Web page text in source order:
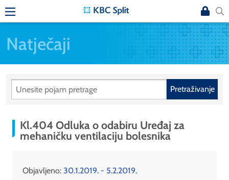
Natječaji
Pretraživanje
Kl.404 Odluka o odabiru Uređaj za
mehaničku ventilaciju bolesnika
Objavljeno: 30.1.2019. - 5.2.2019.